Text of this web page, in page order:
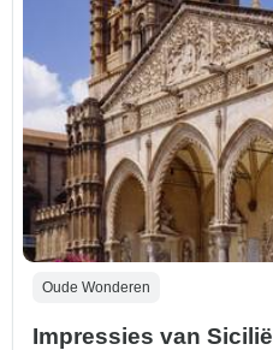
Oude Wonderen
Impressies van Sicilië